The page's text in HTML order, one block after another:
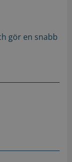
gör en snabb